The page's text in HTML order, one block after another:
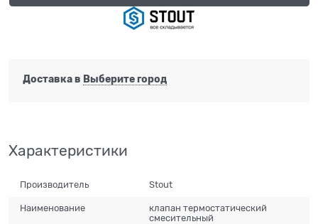
Доставка в Выберите город
Характеристики
Производитель Stout
Наименование
клапан термостатический
смесительный